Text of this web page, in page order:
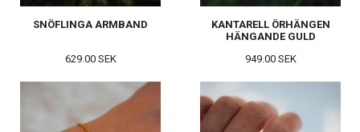
SNÖFLINGA ARMBAND
629.00 SEK
KANTARELL ÖRHÄNGEN
HÄNGANDE GULD
949.00 SEK